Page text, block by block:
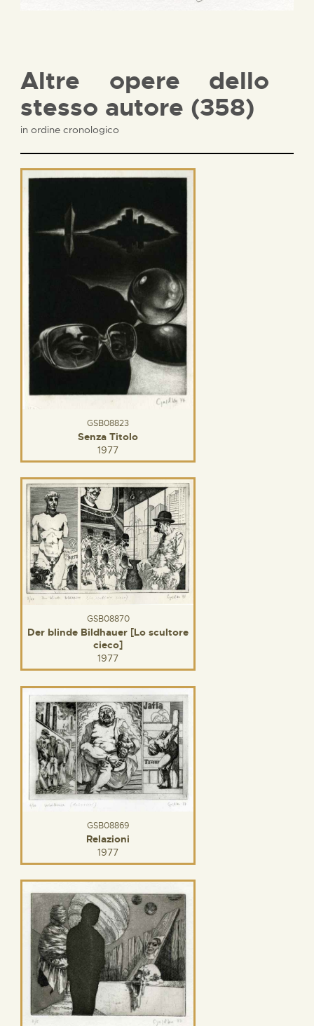
Altre opere dello
stesso autore (358)
in ordine cronologico
GSB08823
Senza Titolo
1977
GSB08870
Der blinde Bildhauer [Lo scultore
cieco]
1977
GSB08869
Relazioni
1977